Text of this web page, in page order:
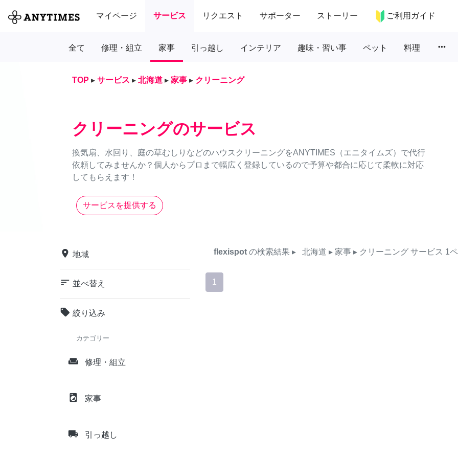
マイページ サービス リクエスト サポーター ストーリー ご利用ガイド
全て 修理・組立 家事 引っ越し インテリア 趣味・習い事 ペット 料理 more_horiz
TOP ▸ サービス ▸ 北海道 ▸ 家事 ▸ クリーニング
クリーニングのサービス
換気扇、水回り、庭の草むしりなどのハウスクリーニングをANYTIMES（エニタイムズ）で代行
依頼してみませんか？個人からプロまで幅広く登録しているので予算や都合に応じて柔軟に対応
してもらえます！
サービスを提供する
place 地域
sort 並べ替え
local_offer 絞り込み
カテゴリー
weekend 修理・組立
local_laundry_service 家事
local_shipping 引っ越し
flexispot の検索結果 ▸ 北海道 ▸ 家事 ▸ クリーニング サービス 1
1